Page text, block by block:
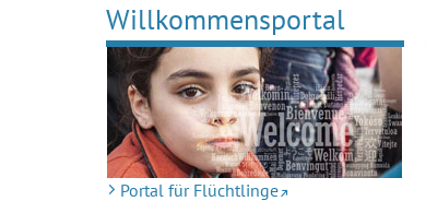
Willkommensportal
Portal für Flüchtlinge